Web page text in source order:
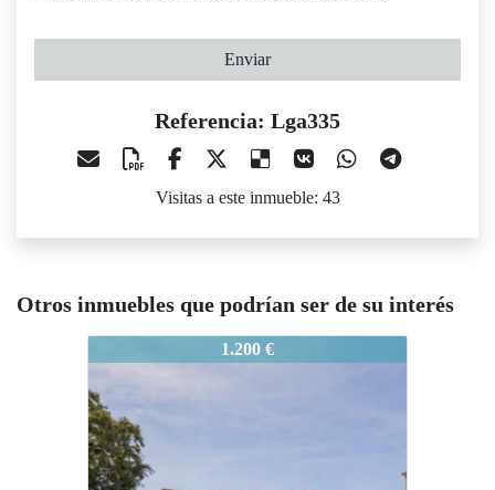
Enviar
Referencia: Lga335
Visitas a este inmueble: 43
Otros inmuebles que podrían ser de su interés
1.200 €